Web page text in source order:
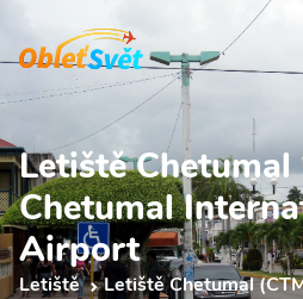
Letiště Chetumal
Chetumal
Airport
Letiště Letiště Chetumal